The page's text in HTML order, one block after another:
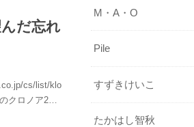
だ忘れ
cs/list/klo
クロノア2…
M・A・O
Pile
すずきけいこ
たかはし智秋